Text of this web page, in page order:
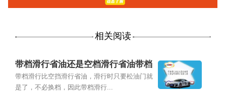
相关阅读
带档滑行省油还是空档滑行省油带档
滑行适合几档
带档滑行比空挡滑行省油，滑行时只要松油门就
是了，不必换档，因此带档滑行...